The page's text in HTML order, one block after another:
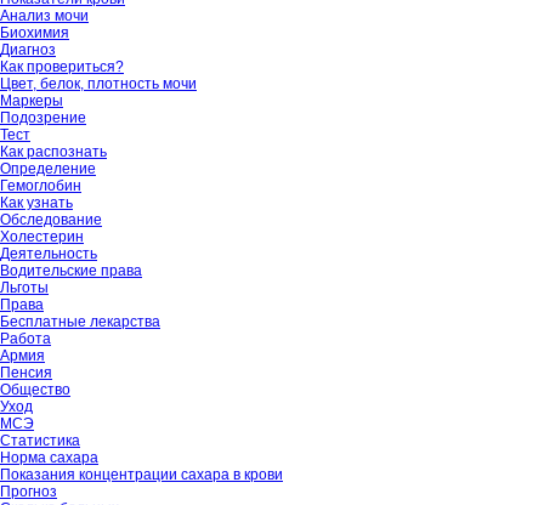
Анализ мочи
Биохимия
Диагноз
Как провериться?
Цвет, белок, плотность мочи
Маркеры
Подозрение
Тест
Как распознать
Определение
Гемоглобин
Как узнать
Обследование
Холестерин
Деятельность
Водительские права
Льготы
Права
Бесплатные лекарства
Работа
Армия
Пенсия
Общество
Уход
МСЭ
Статистика
Норма сахара
Показания концентрации сахара в крови
Прогноз